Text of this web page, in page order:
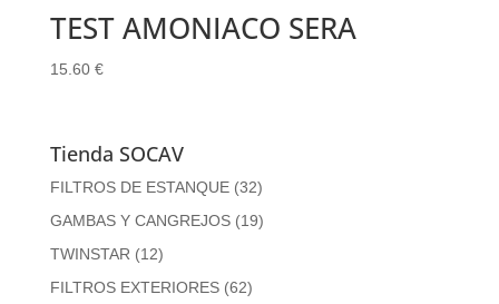
TEST AMONIACO SERA
15.60 €
Tienda SOCAV
FILTROS DE ESTANQUE (32)
GAMBAS Y CANGREJOS (19)
TWINSTAR (12)
FILTROS EXTERIORES (62)